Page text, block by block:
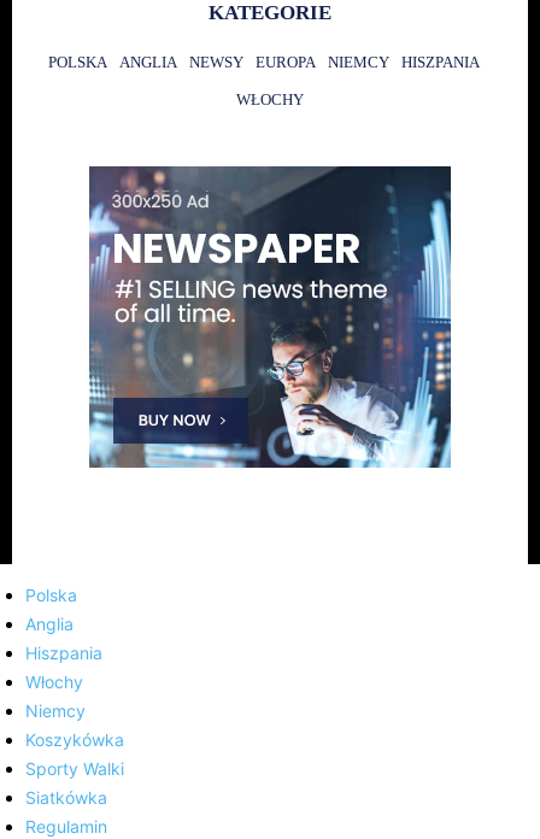
KATEGORIE
POLSKA ANGLIA NEWSY EUROPA NIEMCY HISZPANIA
WŁOCHY
Polska
Anglia
Hiszpania
Włochy
Niemcy
Koszykówka
Sporty Walki
Siatkówka
Regulamin